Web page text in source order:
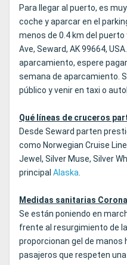
Para llegar al puerto, es
coche y aparcar en el
menos de 0.4 km del
Ave, Seward, AK 99664,
aparcamiento, espere
semana de aparcamiento.
público y venir en taxi o
Qué líneas de cruceros
Desde Seward parten
como Norwegian Cruise
Jewel, Silver Muse, Silver
principal Alaska.
Medidas sanitarias
Se están poniendo en
frente al resurgimiento de
proporcionan gel de manos
pasajeros que respeten